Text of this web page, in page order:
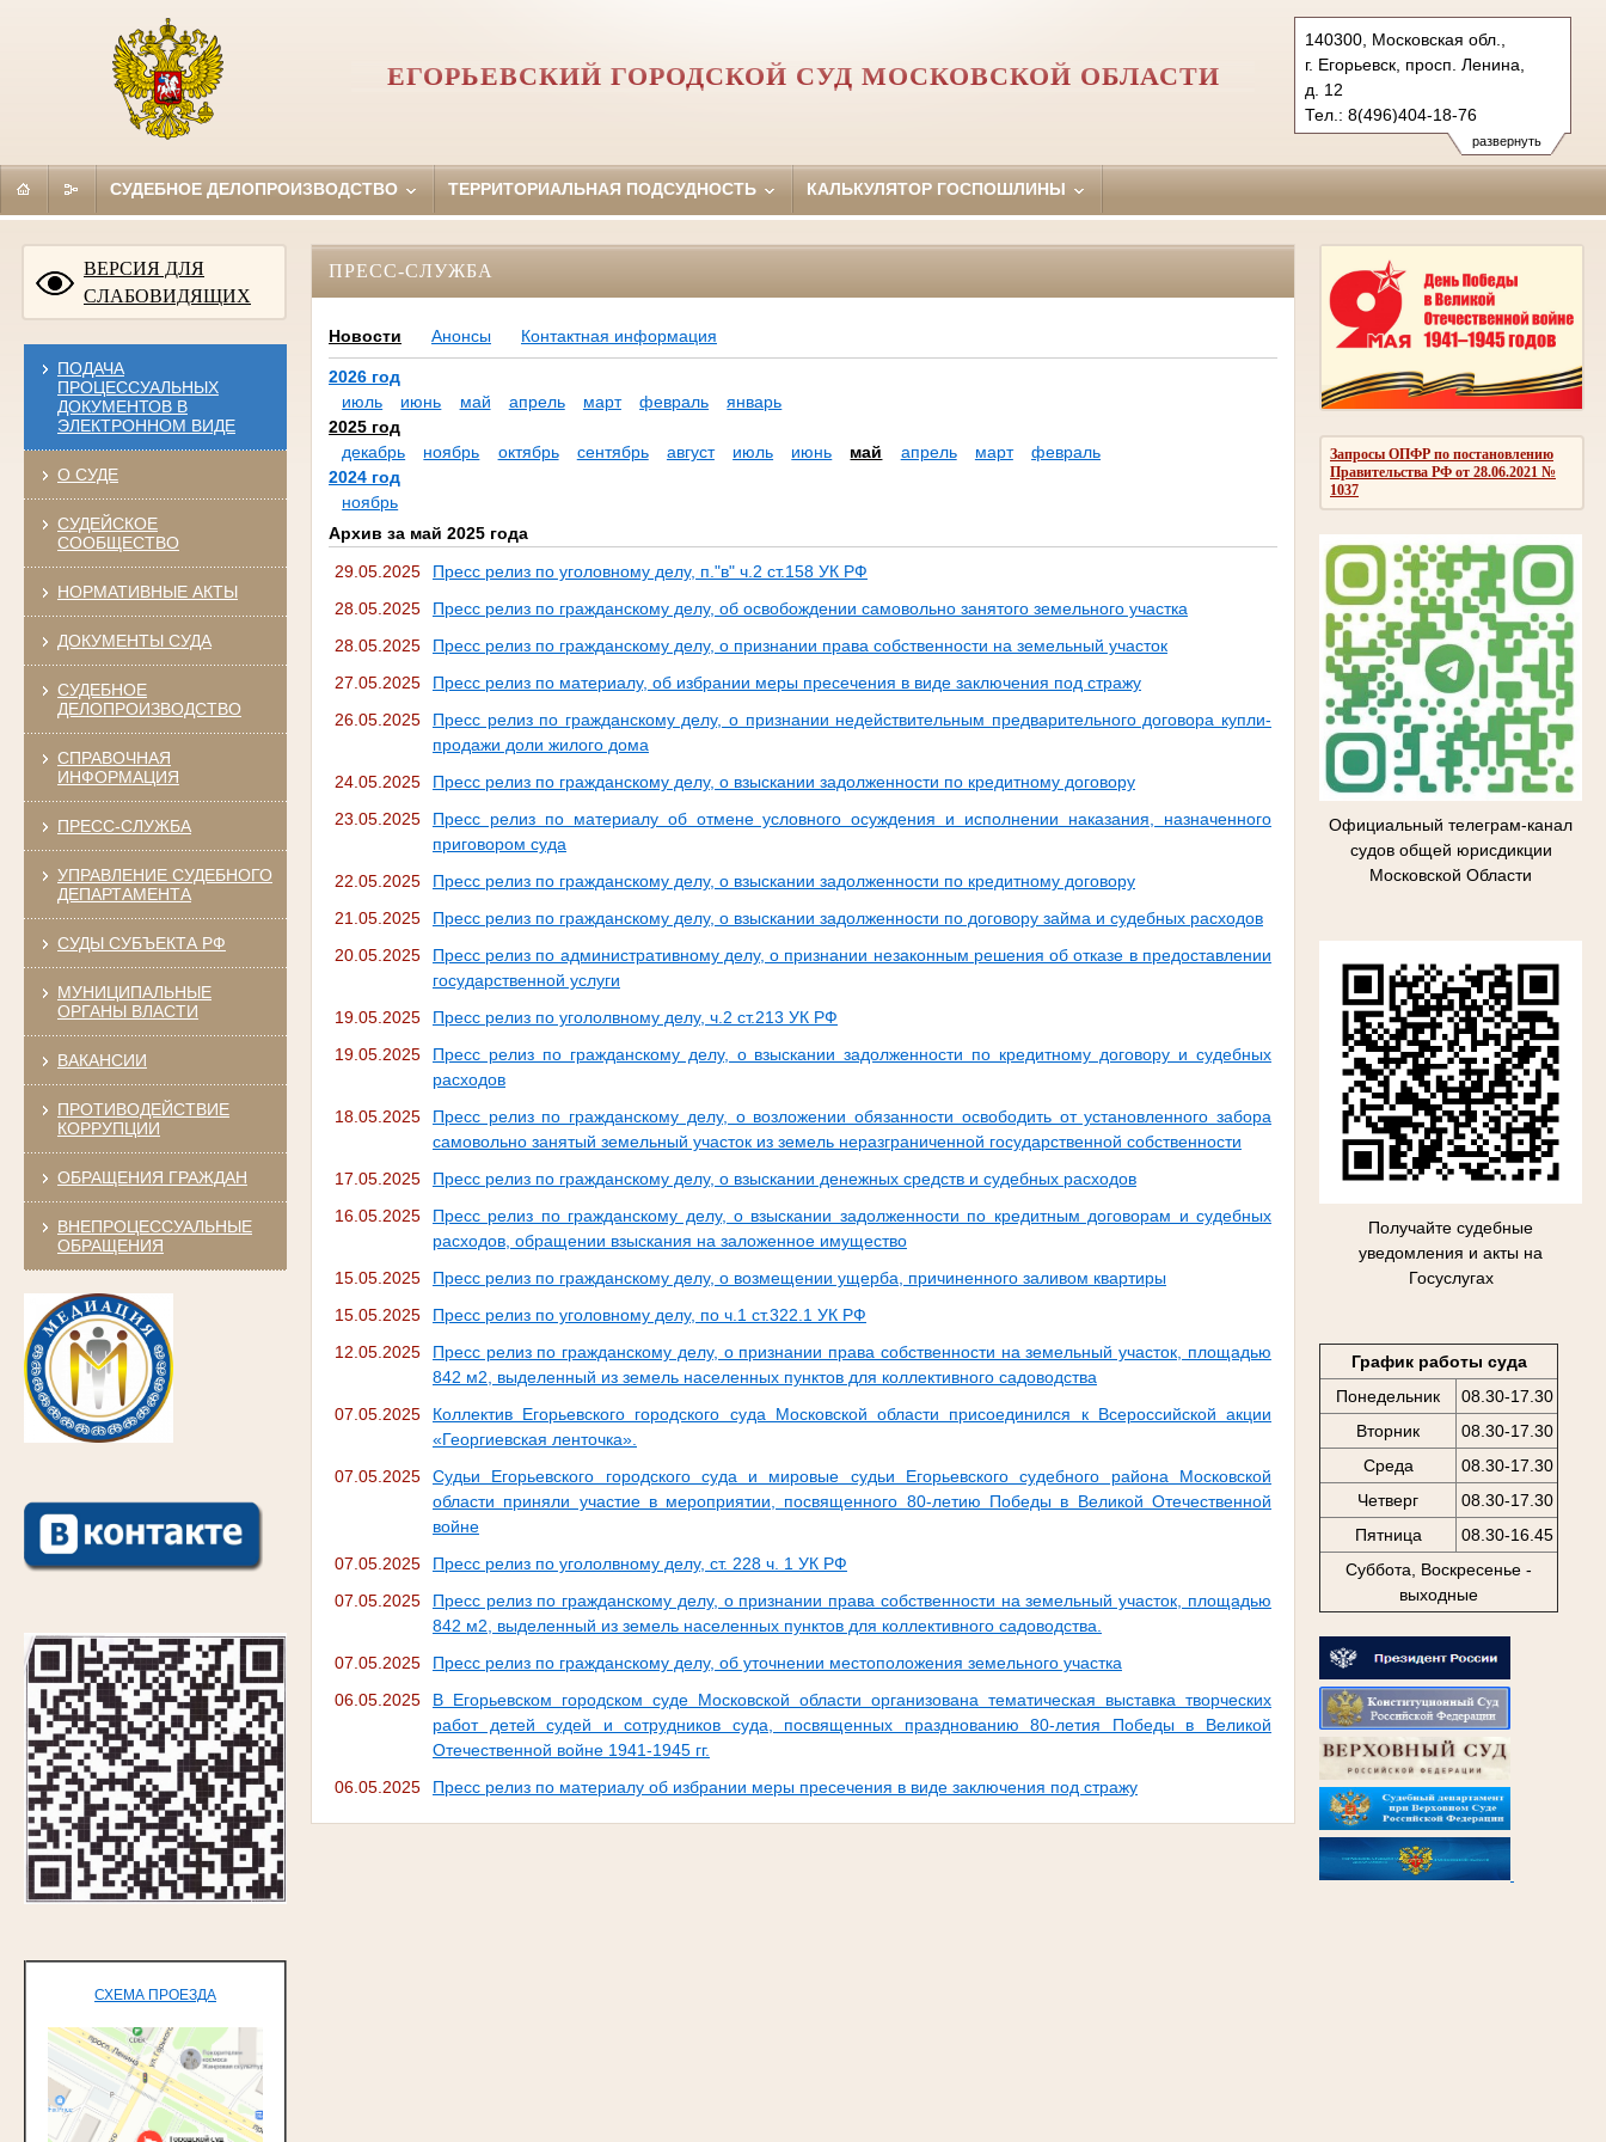
развернуть
140300, Московская обл.,
г. Егорьевск, просп. Ленина,
д. 12
Тел.: 8(496)404-18-76
egorievsk.mo@sudrf.ru
ЕГОРЬЕВСКИЙ ГОРОДСКОЙ СУД МОСКОВСКОЙ ОБЛАСТИ
СУДЕБНОЕ ДЕЛОПРОИЗВОДСТВО ТЕРРИТОРИАЛЬНАЯ ПОДСУДНОСТЬ КАЛЬКУЛЯТОР ГОСПОШЛИНЫ
ВЕРСИЯ ДЛЯ
СЛАБОВИДЯЩИХ
ПОДАЧА
ПРОЦЕССУАЛЬНЫХ
ДОКУМЕНТОВ В
ЭЛЕКТРОННОМ ВИДЕ
О СУДЕ
СУДЕЙСКОЕ
СООБЩЕСТВО
НОРМАТИВНЫЕ АКТЫ
ДОКУМЕНТЫ СУДА
СУДЕБНОЕ
ДЕЛОПРОИЗВОДСТВО
СПРАВОЧНАЯ
ИНФОРМАЦИЯ
ПРЕСС-СЛУЖБА
УПРАВЛЕНИЕ СУДЕБНОГО
ДЕПАРТАМЕНТА
СУДЫ СУБЪЕКТА РФ
МУНИЦИПАЛЬНЫЕ
ОРГАНЫ ВЛАСТИ
ВАКАНСИИ
ПРОТИВОДЕЙСТВИЕ
КОРРУПЦИИ
ОБРАЩЕНИЯ ГРАЖДАН
ВНЕПРОЦЕССУАЛЬНЫЕ
ОБРАЩЕНИЯ
СХЕМА ПРОЕЗДА
Запросы ОПФР по постановлению
Правительства РФ от 28.06.2021 №
1037
Официальный телеграм-канал
судов общей юрисдикции
Московской Области
Получайте судебные
уведомления и акты на
Госуслугах
График работы суда
Понедельник
08.30-17.30
Вторник
08.30-17.30
Среда
08.30-17.30
Четверг
08.30-17.30
Пятница
08.30-16.45
Суббота, Воскресенье -
выходные
.
ПРЕСС-СЛУЖБА
Новости Анонсы Контактная информация
2026 год
июль
июнь май апрель март февраль
январь
2025 год
декабрь
ноябрь октябрь сентябрь август июль июнь май апрель март
февраль
2024 год
ноябрь
Архив за май 2025 года
29.05.2025
Пресс релиз по уголовному делу, п."в" ч.2 ст.158 УК РФ
28.05.2025
Пресс релиз по гражданскому делу, об освобождении самовольно занятого земельного участка
28.05.2025
Пресс релиз по гражданскому делу, о признании права собственности на земельный участок
27.05.2025
Пресс релиз по материалу, об избрании меры пресечения в виде заключения под стражу
26.05.2025
Пресс релиз по гражданскому делу, о признании недействительным предварительного договора купли-
продажи доли жилого дома
24.05.2025
Пресс релиз по гражданскому делу, о взыскании задолженности по кредитному договору
23.05.2025
Пресс релиз по материалу об отмене условного осуждения и исполнении наказания, назначенного
приговором суда
22.05.2025
Пресс релиз по гражданскому делу, о взыскании задолженности по кредитному договору
21.05.2025
Пресс релиз по гражданскому делу, о взыскании задолженности по договору займа и судебных расходов
20.05.2025
Пресс релиз по административному делу, о признании незаконным решения об отказе в предоставлении
государственной услуги
19.05.2025
Пресс релиз по угололвному делу, ч.2 ст.213 УК РФ
19.05.2025
Пресс релиз по гражданскому делу, о взыскании задолженности по кредитному договору и судебных
расходов
18.05.2025
Пресс релиз по гражданскому делу, о возложении обязанности освободить от установленного забора
самовольно занятый земельный участок из земель неразграниченной государственной собственности
17.05.2025
Пресс релиз по гражданскому делу, о взыскании денежных средств и судебных расходов
16.05.2025
Пресс релиз по гражданскому делу, о взыскании задолженности по кредитным договорам и судебных
расходов, обращении взыскания на заложенное имущество
15.05.2025
Пресс релиз по гражданскому делу, о возмещении ущерба, причиненного заливом квартиры
15.05.2025
Пресс релиз по уголовному делу, по ч.1 ст.322.1 УК РФ
12.05.2025
Пресс релиз по гражданскому делу, о признании права собственности на земельный участок, площадью
842 м2, выделенный из земель населенных пунктов для коллективного садоводства
07.05.2025
Коллектив Егорьевского городского суда Московской области присоединился к Всероссийской акции
«Георгиевская ленточка».
07.05.2025
Судьи Егорьевского городского суда и мировые судьи Егорьевского судебного района Московской
области приняли участие в мероприятии, посвященного 80-летию Победы в Великой Отечественной
войне
07.05.2025
Пресс релиз по угололвному делу, ст. 228 ч. 1 УК РФ
07.05.2025
Пресс релиз по гражданскому делу, о признании права собственности на земельный участок, площадью
842 м2, выделенный из земель населенных пунктов для коллективного садоводства.
07.05.2025
Пресс релиз по гражданскому делу, об уточнении местоположения земельного участка
06.05.2025
В Егорьевском городском суде Московской области организована тематическая выставка творческих
работ детей судей и сотрудников суда, посвященных празднованию 80-летия Победы в Великой
Отечественной войне 1941-1945 гг.
06.05.2025
Пресс релиз по материалу об избрании меры пресечения в виде заключения под стражу